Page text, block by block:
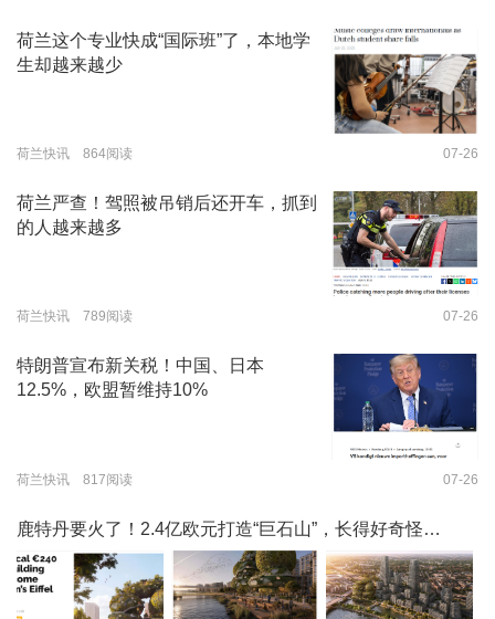
荷兰这个专业快成“国际班”了，本地学
生却越来越少
荷兰快讯 864阅读 07-26
荷兰严查！驾照被吊销后还开车，抓到
的人越来越多
荷兰快讯 789阅读 07-26
特朗普宣布新关税！中国、日本
12.5%，欧盟暂维持10%
荷兰快讯 817阅读 07-26
鹿特丹要火了！2.4亿欧元打造“巨石山”，长得好奇怪…